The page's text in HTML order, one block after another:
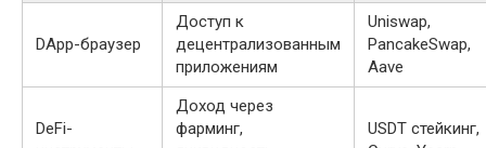
DApp-браузер
Доступ к
децентрализованным
приложениям
Uniswap,
PancakeSwap,
Aave
DeFi-
Доход через
фарминг,
USDT стейкинг,